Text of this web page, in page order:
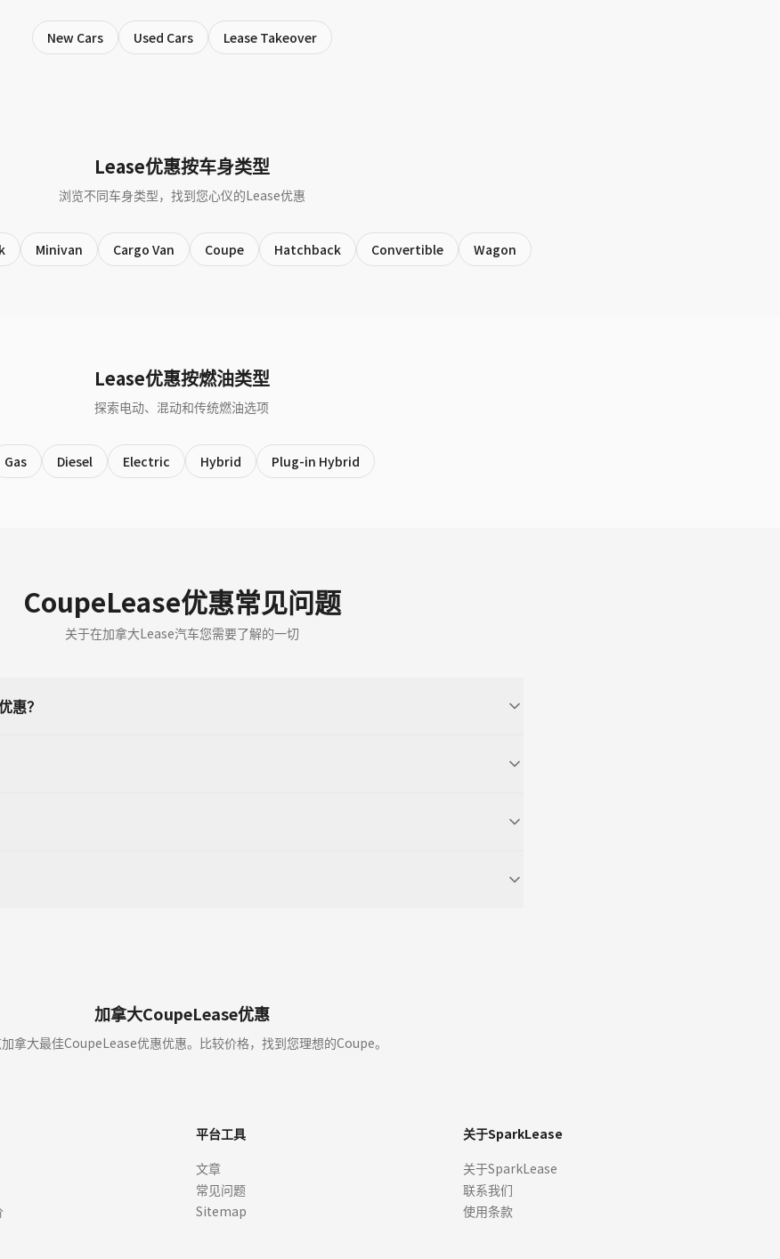
New Cars Used Cars Lease Takeover
Lease优惠按车身类型
浏览不同车身类型，找到您心仪的Lease优惠
Minivan Cargo Van Coupe Hatchback Convertible Wagon
Lease优惠按燃油类型
探索电动、混动和传统燃油选项
Gas Diesel Electric Hybrid Plug-in Hybrid
CoupeLease优惠常见问题
关于在加拿大Lease汽车您需要了解的一切
惠？
加拿大CoupeLease优惠
拿大最佳CoupeLease优惠优惠。比较价格，找到您理想的Coupe。
平台工具
文章
常见问题
Sitemap
关于SparkLease
关于SparkLease
联系我们
使用条款